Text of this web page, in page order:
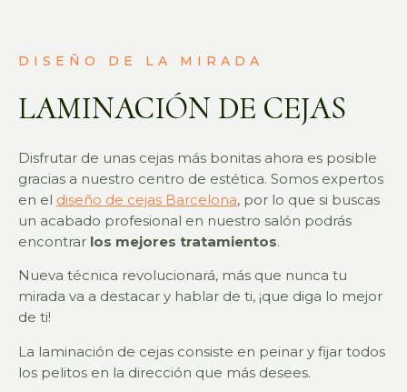
DISEÑO DE LA MIRADA
LAMINACIÓN DE CEJAS
Disfrutar de unas cejas más bonitas ahora es posible
gracias a nuestro centro de estética. Somos expertos
en el diseño de cejas Barcelona, por lo que si buscas
un acabado profesional en nuestro salón podrás
encontrar los mejores tratamientos.
Nueva técnica revolucionará, más que nunca tu
mirada va a destacar y hablar de ti, ¡que diga lo mejor
de ti!
La laminación de cejas consiste en peinar y fijar todos
los pelitos en la dirección que más desees.